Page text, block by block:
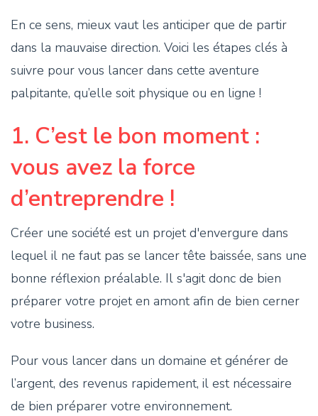
En ce sens, mieux vaut les anticiper que de partir
dans la mauvaise direction. Voici les étapes clés à
suivre pour vous lancer dans cette aventure
palpitante, qu’elle soit physique ou en ligne !
1. C’est le bon moment :
vous avez la force
d’entreprendre !
Créer une société est un projet d'envergure dans
lequel il ne faut pas se lancer tête baissée, sans une
bonne réflexion préalable. Il s'agit donc de bien
préparer votre projet en amont afin de bien cerner
votre business.
Pour vous lancer dans un domaine et générer de
l’argent, des revenus rapidement, il est nécessaire
de bien préparer votre environnement.